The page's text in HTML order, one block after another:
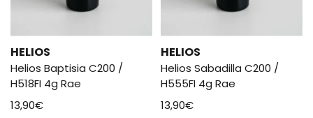
HELIOS
Helios Baptisia C200 /
H518FI 4g Rae
13,90€
HELIOS
Helios Sabadilla C200 /
H555FI 4g Rae
13,90€